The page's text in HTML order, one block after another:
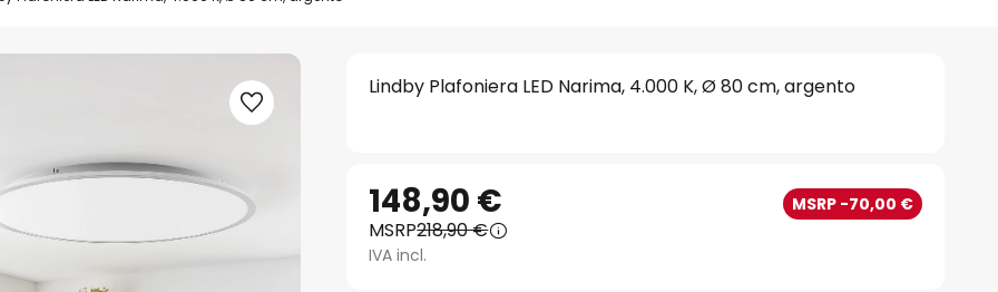
Lindby Plafoniera LED Narima, 4.000 K, Ø 80 cm, argento
148,90 € MSRP -70,00 €
MSRP218,90 €
IVA incl.